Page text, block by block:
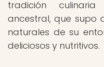
tradición
ancestral, que supo
naturales de su
deliciosos y nutritivos.